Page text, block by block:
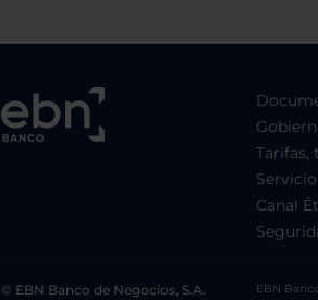
Tarifas,
Canal
© EBN Banco de Negocios, S.A.
EBN